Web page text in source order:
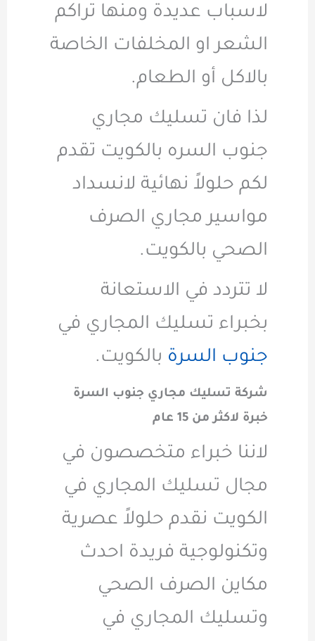
لاسباب عديدة ومنها تراكم
الشعر او المخلفات الخاصة
بالاكل أو الطعام.
لذا فان تسليك مجاري
جنوب السره بالكويت تقدم
لكم حلولاً نهائية لانسداد
مواسير مجاري الصرف
الصحي بالكويت.
لا تتردد في الاستعانة
بخبراء تسليك المجاري في
جنوب السرة بالكويت.
شركة تسليك مجاري جنوب السرة
خبرة لاكثر من 15 عام
لاننا خبراء متخصصون في
مجال تسليك المجاري في
الكويت نقدم حلولاً عصرية
وتكنولوجية فريدة احدث
مكاين الصرف الصحي
وتسليك المجاري في